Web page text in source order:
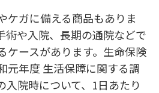
ケガに備える商品もありま
術や入院、長期の通院などで
ケースがあります。生命保険
元年度 生活保障に関する調
入院時について、1日あたり